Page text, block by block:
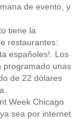
de evento, y
tiene la
restaurantes:
españoles!. Los
programado unas
de 22 dólares
Week Chicago
sea por internet